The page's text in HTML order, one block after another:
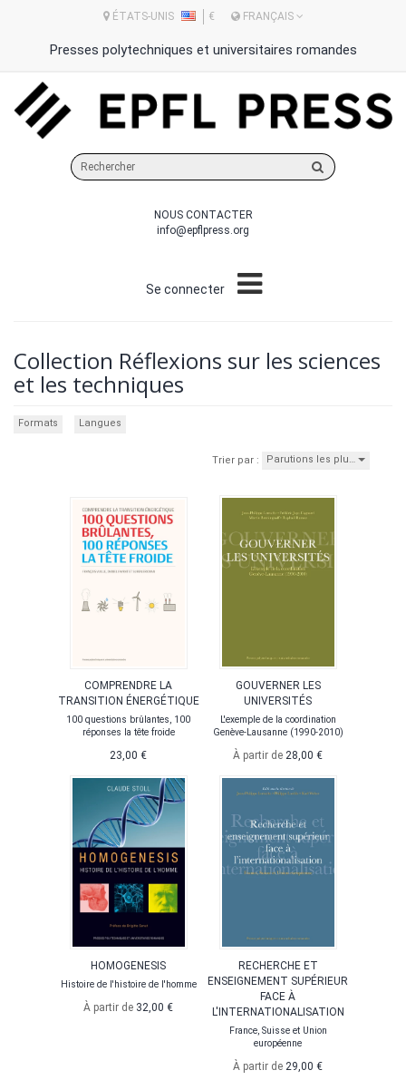
ÉTATS-UNIS € FRANÇAIS
Presses polytechniques et universitaires romandes
sur
site
NOUS CONTACTER
info@epflpress.org
Se connecter
Collection Réflexions sur les sciences
et les techniques
Formats Langues
Trier par : Parutions les plu…
COMPRENDRE LA
TRANSITION ÉNERGÉTIQUE
100 questions brûlantes, 100
réponses la tête froide
23,00 €
GOUVERNER LES
UNIVERSITÉS
L'exemple de la coordination
Genève-Lausanne (1990-2010)
À partir de 28,00 €
HOMOGENESIS
Histoire de l'histoire de l'homme
À partir de 32,00 €
RECHERCHE ET
ENSEIGNEMENT SUPÉRIEUR
FACE À
L'INTERNATIONALISATION
France, Suisse et Union
européenne
À partir de 29,00 €